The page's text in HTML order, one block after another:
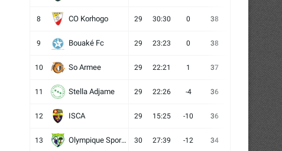
8 CO Korhogo 29 30:30 0 38
9 Bouaké Fc 29 23:23 0 38 9
10 So Armee 29 22:21 1 37
11 Stella Adjame 29 22:26 -4 36
12 ISCA 29 15:25 -10 36
13 Olympique Sport d'Abobo FC 30 27:39 -12 34 14